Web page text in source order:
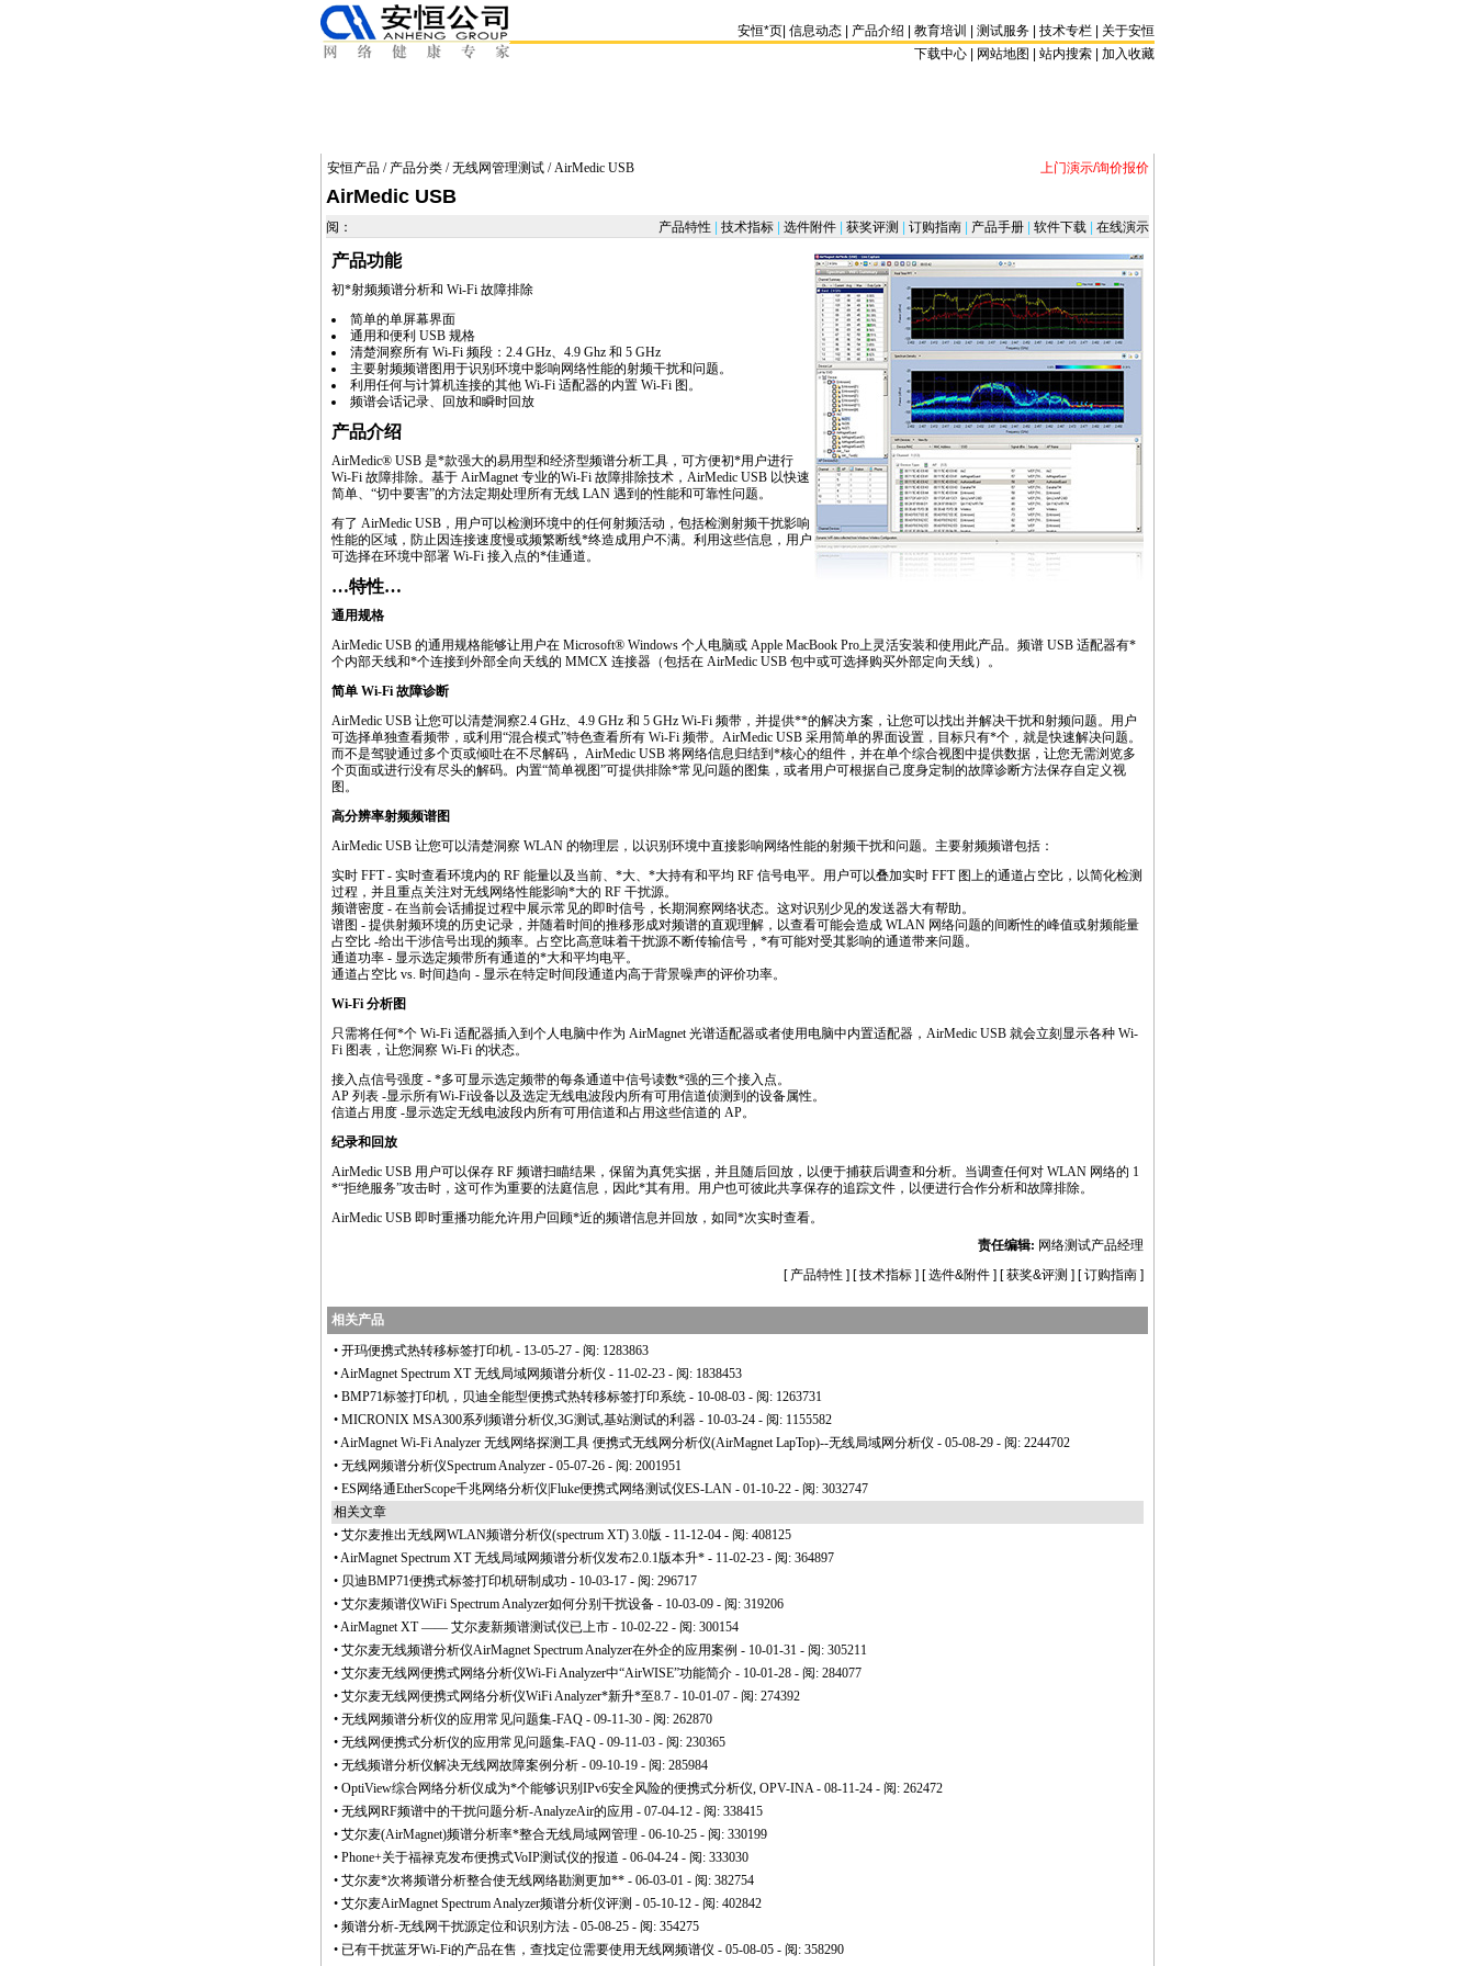
安恒*页 信息动态 产品介绍 教育培训 测试服务 技术专栏
关于安恒
下载中心 | 网站地图 | 站内搜索 加入收藏
安恒产品 / 产品分类 /无线网管理测试 / AirMedic USB 上门演示/询价报价
AirMedic USB
阅： 产品特性 技术指标 选件附件 获奖评测 订购指南 产品手册 软件下载 在线演示
产品功能
初*射频频谱分析和 Wi-Fi 故障排除
简单的单屏幕界面
通用和便利 USB 规格
清楚洞察所有 Wi-Fi 频段：2.4 GHz、4.9 Ghz 和 5 GHz
主要射频频谱图用于识别环境中影响网络性能的射频干扰和问题。
利用任何与计算机连接的其他 Wi-Fi 适配器的内置 Wi-Fi 图。
频谱会话记录、回放和瞬时回放
产品介绍
AirMedic® USB 是*款强大的易用型和经济型频谱分析工具，可方便初*用户进行
Wi-Fi 故障排除。基于 AirMagnet 专业的Wi-Fi 故障排除技术，AirMedic USB 以快速
简单、“切中要害”的方法定期处理所有无线 LAN 遇到的性能和可靠性问题。
有了 AirMedic USB，用户可以检测环境中的任何射频活动，包括检测射频干扰影响
性能的区域，防止因连接速度慢或频繁断线*终造成用户不满。利用这些信息，用户
可选择在环境中部署 Wi-Fi 接入点的*佳通道。
…特性…
通用规格
AirMedic USB 的通用规格能够让用户在 Microsoft® Windows 个人电脑或 Apple MacBook Pro上灵活安装和使用此产品。频谱 USB 适配器有*
个内部天线和*个连接到外部全向天线的 MMCX 连接器（包括在 AirMedic USB 包中或可选择购买外部定向天线）。
简单 Wi-Fi 故障诊断
AirMedic USB 让您可以清楚洞察2.4 GHz、4.9 GHz 和 5 GHz Wi-Fi 频带，并提供**的解决方案，让您可以找出并解决干扰和射频问题。用户
可选择单独查看频带，或利用“混合模式”特色查看所有 Wi-Fi 频带。AirMedic USB 采用简单的界面设置，目标只有*个，就是快速解决问题。
而不是驾驶通过多个页或倾吐在不尽解码， AirMedic USB 将网络信息归结到 *核心的组件，并在单个综合视图中提供数据，让您无需浏览多
个页面或进行没有尽头的解码。内置“简单视图”可提供排除*常见问题的图集，或者用户可根据自己度身定制的故障诊断方法保存自定义视
图。
高分辨率射频频谱图
AirMedic USB 让您可以清楚洞察 WLAN 的物理层，以识别环境中直接影响网络性能的射频干扰和问题。主要射频频谱包括：
实时 FFT - 实时查看环境内的 RF 能量以及当前、 *大、 *大持有和平均 RF 信号电平。用户可以叠加实时 FFT 图上的通道占空比，以简化检测
过程，并且重点关注对无线网络性能影响*大的 RF 干扰源。
频谱密度 - 在当前会话捕捉过程中展示常见的即时信号，长期洞察网络状态。这对识别少见的发送器大有帮助。
谱图 - 提供射频环境的历史记录，并随着时间的推移形成对频谱的直观理解，以查看可能会造成 WLAN 网络问题的间断性的峰值或射频能量
占空比 -给出干涉信号出现的频率。占空比高意味着干扰源不断传输信号， *有可能对受其影响的通道带来问题。
通道功率 - 显示选定频带所有通道的*大和平均电平。
通道占空比 vs. 时间趋向 - 显示在特定时间段通道内高于背景噪声的评价功率。
Wi-Fi 分析图
只需将任何*个 Wi-Fi 适配器插入到个人电脑中作为 AirMagnet 光谱适配器或者使用电脑中内置适配器，AirMedic USB 就会立刻显示各种 Wi-
Fi 图表，让您洞察 Wi-Fi 的状态。
接入点信号强度 - *多可显示选定频带的每条通道中信号读数*强的三个接入点。
AP 列表 -显示所有Wi-Fi设备以及选定无线电波段内所有可用信道侦测到的设备属性。
信道占用度 -显示选定无线电波段内所有可用信道和占用这些信道的 AP。
纪录和回放
AirMedic USB 用户可以保存 RF 频谱扫瞄结果，保留为真凭实据，并且随后回放，以便于捕获后调查和分析。当调查任何对 WLAN 网络的 1
*“拒绝服务”攻击时，这可作为重要的法庭信息，因此*其有用。用户也可彼此共享保存的追踪文件，以便进行合作分析和故障排除。
AirMedic USB 即时重播功能允许用户回顾*近的频谱信息并回放，如同*次实时查看。
责任编辑: 网络测试产品经理
[ 产品特性 ] [技术指标 ] [选件&附件 ] [获奖&评测 ] [订购指南 ]
相关产品
• 开玛便携式热转移标签打印机 - 13-05-27 - 阅: 1283863
•AirMagnet Spectrum XT 无线局域网频谱分析仪 - 11-02-23 - 阅: 1838453
• BMP71标签打印机，贝迪全能型便携式热转移标签打印系统 - 10-08-03 - 阅: 1263731
• MICRONIX MSA300系列频谱分析仪,3G测试,基站测试的利器 - 10-03-24 - 阅: 1155582
•AirMagnet Wi-Fi Analyzer 无线网络探测工具 便携式无线网分析仪(AirMagnet LapTop)--无线局域网分析仪 - 05-08-29 - 阅: 2244702
• 无线网频谱分析仪Spectrum Analyzer - 05-07-26 - 阅: 2001951
• ES网络通EtherScope千兆网络分析仪|Fluke便携式网络测试仪ES-LAN - 01-10-22 - 阅: 3032747
相关文章
• 艾尔麦推出无线网WLAN频谱分析仪(spectrum XT) 3.0版 - 11-12-04 - 阅: 408125
•AirMagnet Spectrum XT 无线局域网频谱分析仪发布2.0.1版本升* - 11-02-23 - 阅: 364897
• 贝迪BMP71便携式标签打印机研制成功 - 10-03-17 - 阅: 296717
• 艾尔麦频谱仪WiFi Spectrum Analyzer如何分别干扰设备 - 10-03-09 - 阅: 319206
•AirMagnet XT —— 艾尔麦新频谱测试仪已上市 - 10-02-22 - 阅: 300154
• 艾尔麦无线频谱分析仪AirMagnet Spectrum Analyzer在外企的应用案例 - 10-01-31 - 阅: 305211
• 艾尔麦无线网便携式网络分析仪Wi-Fi Analyzer中“AirWISE”功能简介 - 10-01-28 - 阅: 284077
• 艾尔麦无线网便携式网络分析仪WiFi Analyzer*新升*至8.7 - 10-01-07 - 阅: 274392
• 无线网频谱分析仪的应用常见问题集-FAQ - 09-11-30 - 阅: 262870
• 无线网便携式分析仪的应用常见问题集-FAQ - 09-11-03 - 阅: 230365
• 无线频谱分析仪解决无线网故障案例分析 - 09-10-19 - 阅: 285984
• OptiView综合网络分析仪成为*个能够识别IPv6安全风险的便携式分析仪, OPV-INA- 08-11-24 - 阅: 262472
• 无线网RF频谱中的干扰问题分析-AnalyzeAir的应用 - 07-04-12 - 阅: 338415
• 艾尔麦(AirMagnet)频谱分析率*整合无线局域网管理 - 06-10-25 - 阅: 330199
• Phone+关于福禄克发布便携式VoIP测试仪的报道 - 06-04-24 - 阅: 333030
• 艾尔麦*次将频谱分析整合使无线网络勘测更加** - 06-03-01 - 阅: 382754
• 艾尔麦AirMagnet Spectrum Analyzer频谱分析仪评测 - 05-10-12 - 阅: 402842
• 频谱分析-无线网干扰源定位和识别方法 - 05-08-25 - 阅: 354275
• 已有干扰蓝牙Wi-Fi的产品在售，查找定位需要使用无线网频谱仪 - 05-08-05 - 阅: 358290